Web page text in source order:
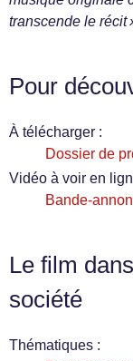
transcende le récit
Pour
À télécharger :
Dossier de
Vidéo à voir en
Bande-
Le film
société
Thématiques :